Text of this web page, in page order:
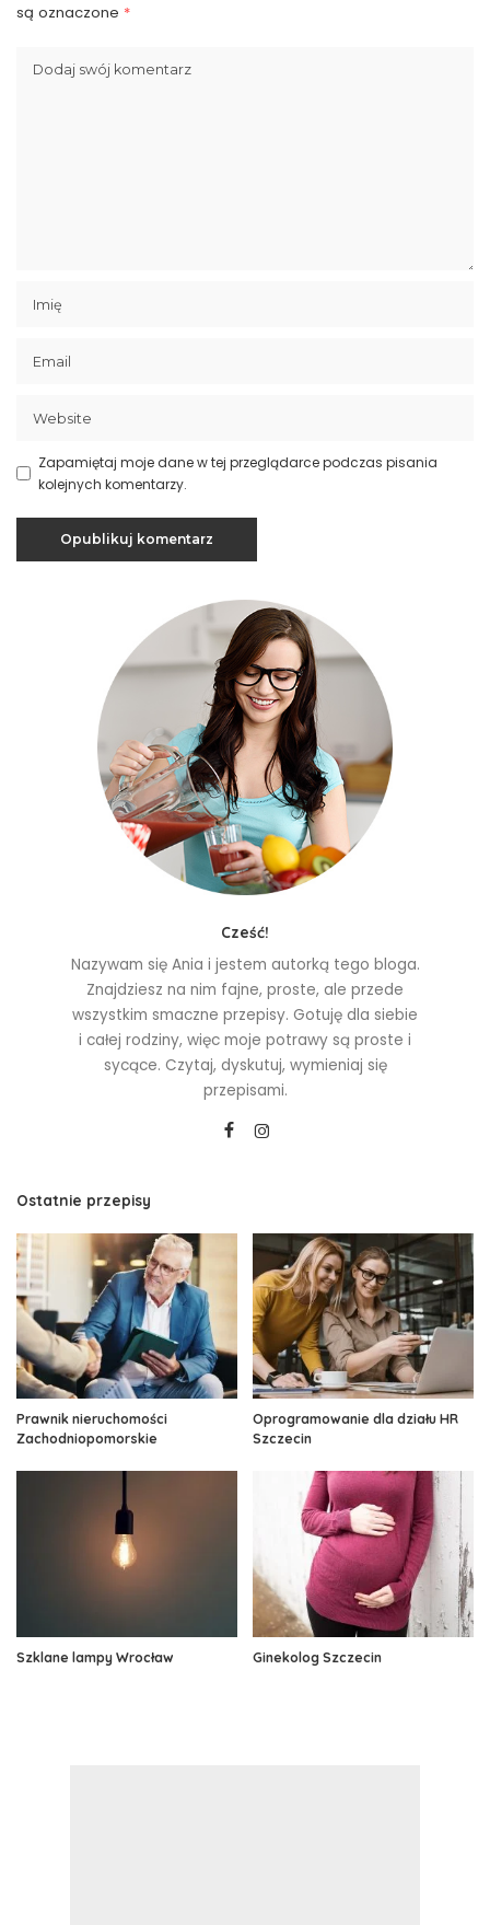
są oznaczone *
Zapamiętaj moje dane w tej przeglądarce podczas pisania
kolejnych komentarzy.
Cześć!
Nazywam się Ania i jestem autorką tego bloga.
Znajdziesz na nim fajne, proste, ale przede
wszystkim smaczne przepisy. Gotuję dla siebie
i całej rodziny, więc moje potrawy są proste i
sycące. Czytaj, dyskutuj, wymieniaj się
przepisami.
Ostatnie przepisy
Prawnik nieruchomości
Zachodniopomorskie
Oprogramowanie dla działu HR
Szczecin
Szklane lampy Wrocław Ginekolog Szczecin